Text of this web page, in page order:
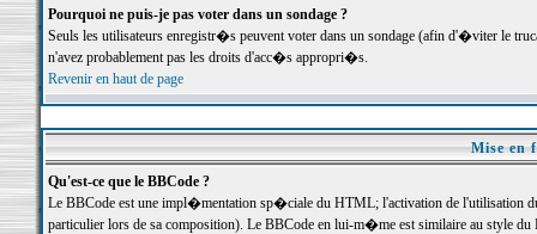
Pourquoi ne puis-je pas voter dans un sondage ?
Seuls les utilisateurs enregistr�s peuvent voter dans un sondage (afin d'�viter le
n'avez probablement pas les droits d'acc�s appropri�s.
Revenir en haut de page
Mise en
Qu'est-ce que le BBCode ?
Le BBCode est une impl�mentation sp�ciale du HTML; l'activation de l'utilisation
particulier lors de sa composition). Le BBCode en lui-m�me est similaire au style